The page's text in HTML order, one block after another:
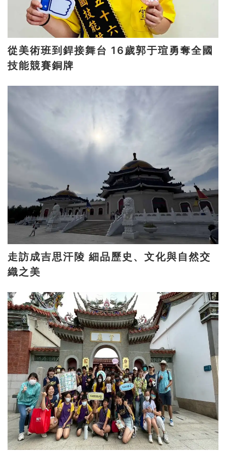
從美術班到銲接舞台 16歲郭于瑄勇奪全國
技能競賽銅牌
走訪成吉思汗陵 細品歷史、文化與自然交
織之美